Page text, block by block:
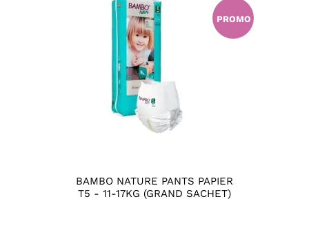
BAMBO NATURE PANTS PAPIER
T5 - 11-17KG (GRAND SACHET)
PROMO